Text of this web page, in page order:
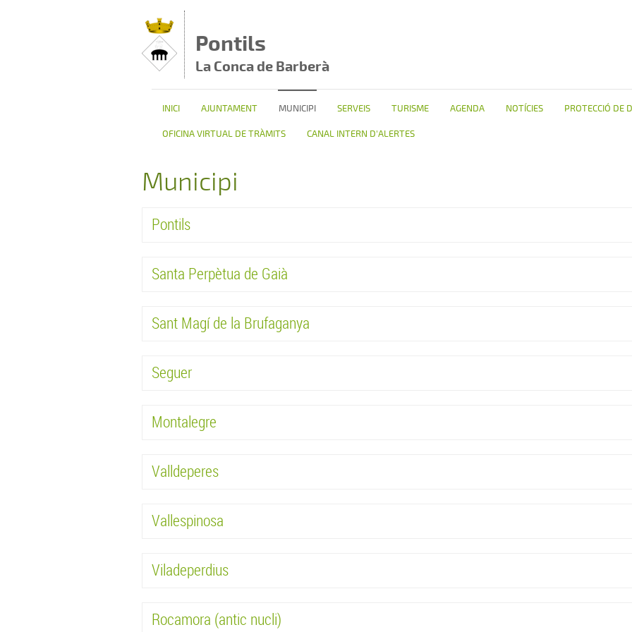
Pontils
La Conca de Barberà
INICI AJUNTAMENT MUNICIPI SERVEIS TURISME AGENDA NOTÍCIES PROTECCIÓ DE
OFICINA VIRTUAL DE TRÀMITS CANAL INTERN D'ALERTES
Municipi
Pontils
Santa Perpètua de Gaià
Sant Magí de la Brufaganya
Seguer
Montalegre
Valldeperes
Vallespinosa
Viladeperdius
Rocamora (antic nucli)